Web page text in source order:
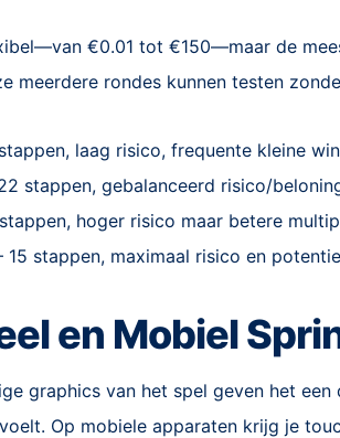
€0.01 tot €150—maar de
meerdere rondes kunnen testen
laag risico, frequente kleine
stappen, gebalanceerd risico/
hoger risico maar betere
15 stappen, maximaal risico en
en Mobiel
graphics van het spel geven het
Op mobiele apparaten krijg je